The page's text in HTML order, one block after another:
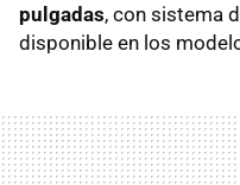
pulgadas, con sistema
disponible en los